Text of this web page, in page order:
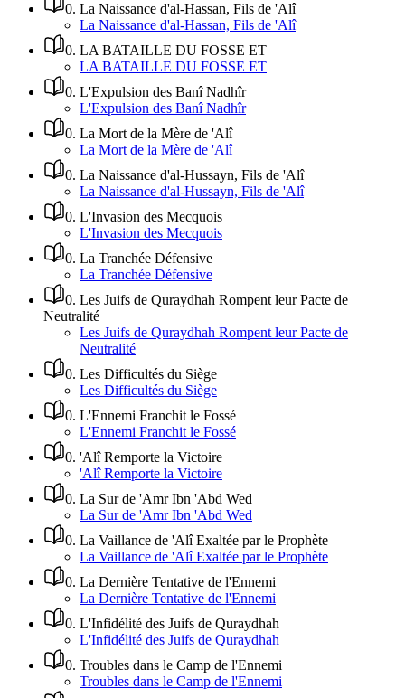
0. La Naissance d'al-Hassan, Fils de 'Alî
La Naissance d'al-Hassan, Fils de 'Alî
0. LA BATAILLE DU FOSSE ET
LA BATAILLE DU FOSSE ET
0. L'Expulsion des Banî Nadhîr
L'Expulsion des Banî Nadhîr
0. La Mort de la Mère de 'Alî
La Mort de la Mère de 'Alî
0. La Naissance d'al-Hussayn, Fils de 'Alî
La Naissance d'al-Hussayn, Fils de 'Alî
0. L'Invasion des Mecquois
L'Invasion des Mecquois
0. La Tranchée Défensive
La Tranchée Défensive
0. Les Juifs de Quraydhah Rompent leur Pacte de
Neutralité
Les Juifs de Quraydhah Rompent leur Pacte de
Neutralité
0. Les Difficultés du Siège
Les Difficultés du Siège
0. L'Ennemi Franchit le Fossé
L'Ennemi Franchit le Fossé
0. 'Alî Remporte la Victoire
'Alî Remporte la Victoire
0. La Sur de 'Amr Ibn 'Abd Wed
La Sur de 'Amr Ibn 'Abd Wed
0. La Vaillance de 'Alî Exaltée par le Prophète
La Vaillance de 'Alî Exaltée par le Prophète
0. La Dernière Tentative de l'Ennemi
La Dernière Tentative de l'Ennemi
0. L'Infidélité des Juifs de Quraydhah
L'Infidélité des Juifs de Quraydhah
0. Troubles dans le Camp de l'Ennemi
Troubles dans le Camp de l'Ennemi